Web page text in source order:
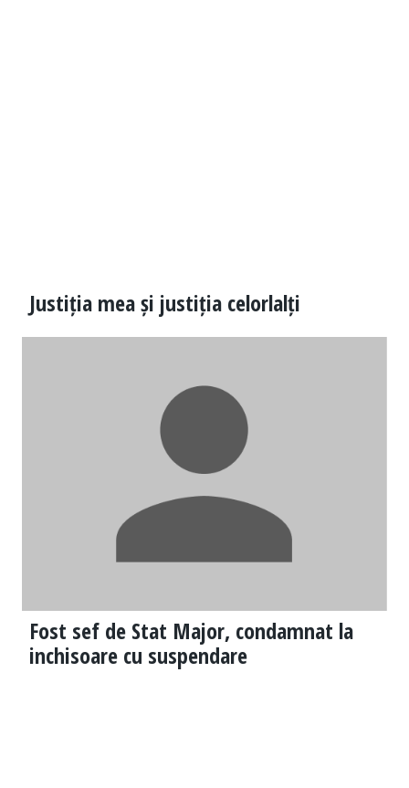
Justiția mea și justiția celorlalți
Fost sef de Stat Major, condamnat la
inchisoare cu suspendare